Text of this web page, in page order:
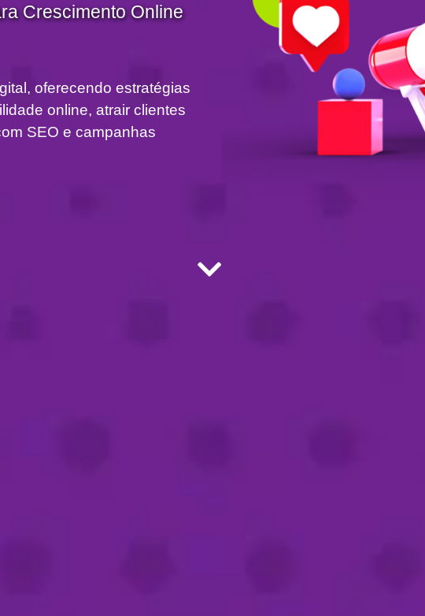
Crescimento Online
oferecendo estratégias
online, atrair clientes
SEO e campanhas